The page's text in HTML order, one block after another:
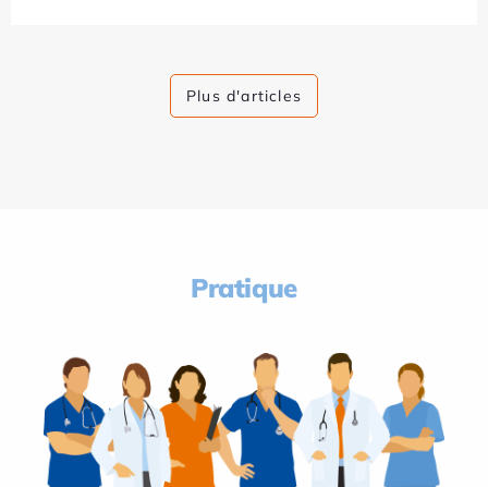
Plus d'articles
Pratique